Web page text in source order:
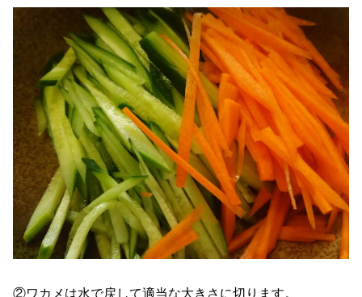
②ワカメは水で戻して適当な大きさに切ります。